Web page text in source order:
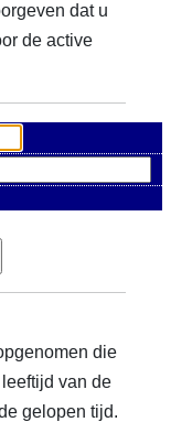
dat u
de active
die
van de
gelopen tijd.